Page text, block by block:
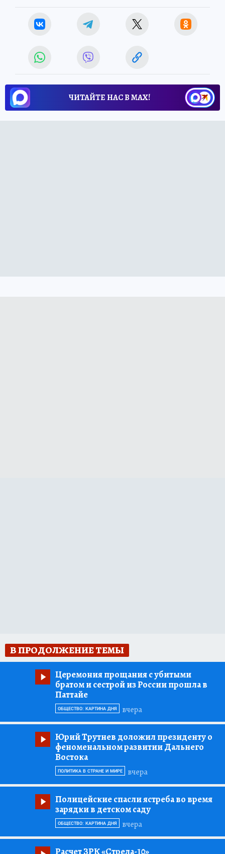
ЧИТАЙТЕ НАС В МАХ!
В ПРОДОЛЖЕНИЕ ТЕМЫ
Церемония прощания с убитыми
братом и сестрой из России прошла в
Паттайе
вчера
ОБЩЕСТВО: КАРТИНА ДНЯ
Юрий Трутнев доложил президенту о
феноменальном развитии Дальнего
Востока
вчера
ПОЛИТИКА В СТРАНЕ И МИРЕ
Полицейские спасли ястреба во время
зарядки в детском саду
вчера
ОБЩЕСТВО: КАРТИНА ДНЯ
Расчет ЗРК «Стрела-10»